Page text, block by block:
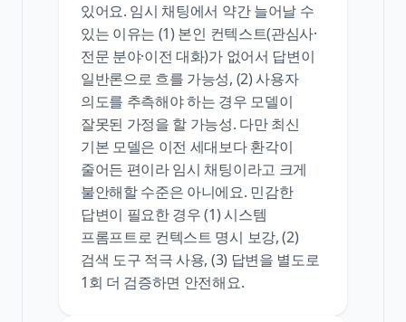
있어요. 임시 채팅에서 약간 늘어날 수
있는 이유는 (1) 본인 컨텍스트(관심사·
전문 분야·이전 대화)가 없어서 답변이
일반론으로 흐를 가능성, (2) 사용자
의도를 추측해야 하는 경우 모델이
잘못된 가정을 할 가능성. 다만 최신
기본 모델은 이전 세대보다 환각이
줄어든 편이라 임시 채팅이라고 크게
불안해할 수준은 아니에요. 민감한
답변이 필요한 경우 (1) 시스템
프롬프트로 컨텍스트 명시 보강, (2)
검색 도구 적극 사용, (3) 답변을 별도로
1회 더 검증하면 안전해요.